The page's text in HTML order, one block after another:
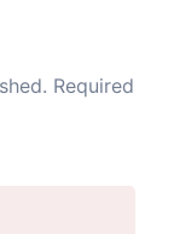
Required